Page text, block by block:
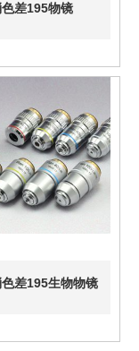
差195物镜
差195生物物镜